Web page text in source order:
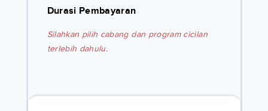
Durasi Pembayaran
Silahkan pilih cabang dan program cicilan
terlebih dahulu.